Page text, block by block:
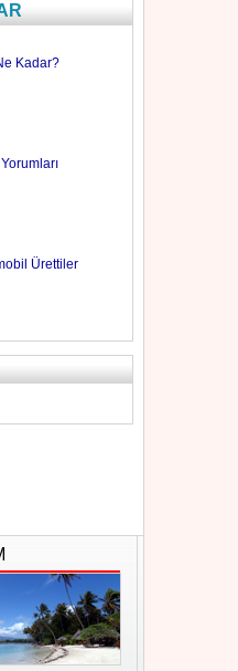
Kadar?
Ürettiler